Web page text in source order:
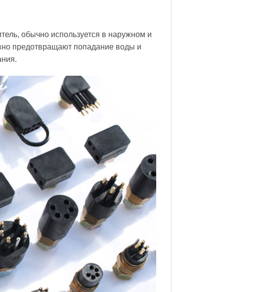
обычно используется в наружном и
предотвращают попадание воды и